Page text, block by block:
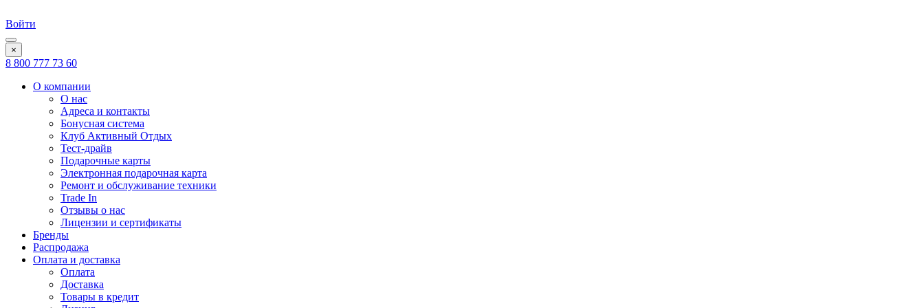
Войти
×
8 800 777 73 60
О компании
О нас
Адреса и контакты
Бонусная система
Клуб Активный Отдых
Тест-драйв
Подарочные карты
Электронная подарочная карта
Ремонт и обслуживание техники
Trade In
Отзывы о нас
Лицензии и сертификаты
Бренды
Распродажа
Оплата и доставка
Оплата
Доставка
Товары в кредит